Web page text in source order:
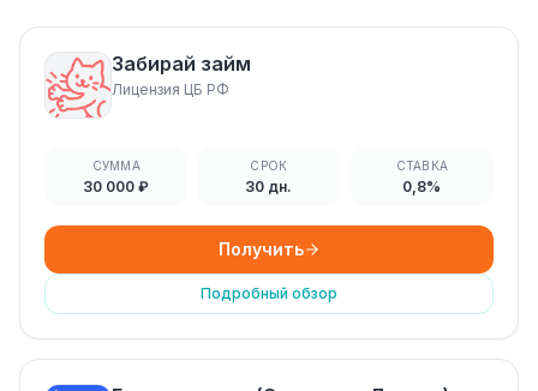
Забирай займ
Лицензия ЦБ РФ
СУММА
30 000 ₽
СРОК
30 дн.
СТАВКА
0,8%
Получить
Подробный обзор